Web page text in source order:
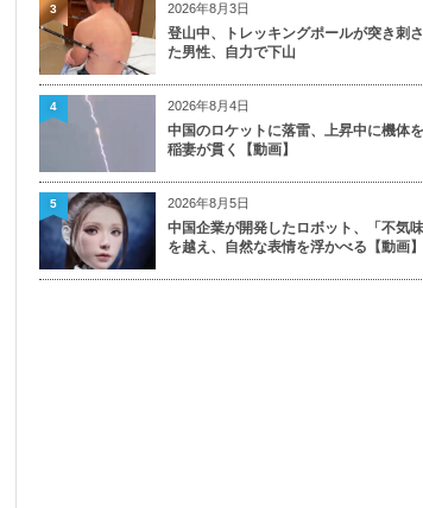
2026年8月3日
登山中、トレッキングポールが突き刺
た男性、自力で下山
3
2026年8月4日
中国のロケットに落雷、上昇中に機体を
稲妻が貫く【動画】
4
2026年8月5日
中国企業が開発したロボット、「不気味
を越え、自然な表情を浮かべる【動画】
5